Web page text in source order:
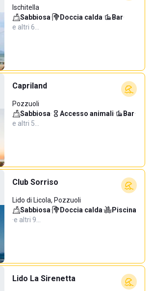
Ischitella
Sabbiosa· Doccia calda· Bar·
e altri 6…
Capriland
Pozzuoli
Sabbiosa· Accesso animali· Bar·
e altri 5…
Club Sorriso
Lido di Licola, Pozzuoli
Sabbiosa· Doccia calda·
Piscina
·e altri 9…
Lido La Sirenetta